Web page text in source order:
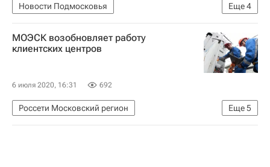
Еще4
Новости Подмосковья
Московская область (Подмосковье)
Андрей Воробьев
ЖКХ Водоснабжение
МОЭСК возобновляет работу
клиентских центров
6 июля 2020, 16:31 692
Еще5
Россети Московский регион
Москва Сегодня: мегаполис для жизни